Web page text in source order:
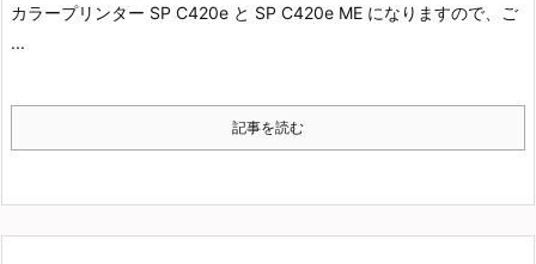
カラープリンター SP C420e と SP C420e ME になりますので、ご
...
記事を読む